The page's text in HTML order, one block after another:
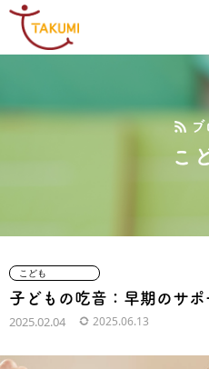
こ
こども
子どもの吃音：早期のサ
2025.02.04
2025.06.13